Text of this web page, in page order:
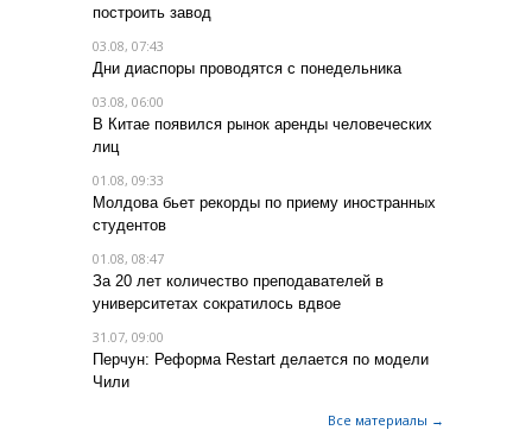
построить завод
03.08, 07:43
Дни диаспоры проводятся с понедельника
03.08, 06:00
В Китае появился рынок аренды человеческих
лиц
01.08, 09:33
Молдова бьет рекорды по приему иностранных
студентов
01.08, 08:47
За 20 лет количество преподавателей в
университетах сократилось вдвое
31.07, 09:00
Перчун: Реформа Restart делается по модели
Чили
Все материалы →